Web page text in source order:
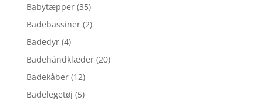
Babytæpper (35)
Badebassiner (2)
Badedyr (4)
Badehåndklæder (20)
Badekåber (12)
Badelegetøj (5)